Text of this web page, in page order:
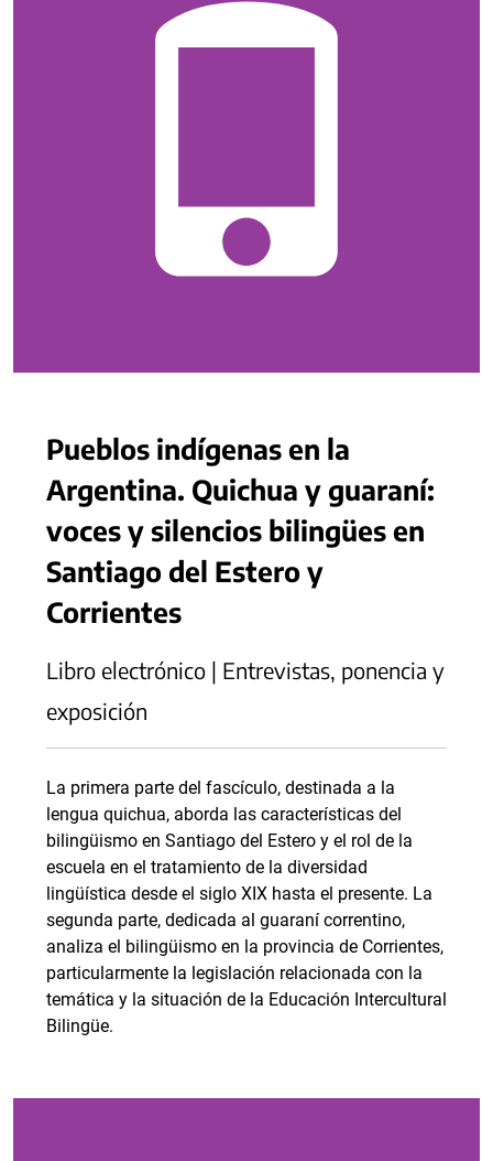
Pueblos indígenas en la
Argentina. Quichua y guaraní:
voces y silencios bilingües en
Santiago del Estero y
Corrientes
Libro electrónico | Entrevistas, ponencia y
exposición
La primera parte del fascículo, destinada a la
lengua quichua, aborda las características del
bilingüismo en Santiago del Estero y el rol de la
escuela en el tratamiento de la diversidad
lingüística desde el siglo XIX hasta el presente. La
segunda parte, dedicada al guaraní correntino,
analiza el bilingüismo en la provincia de Corrientes,
particularmente la legislación relacionada con la
temática y la situación de la Educación Intercultural
Bilingüe.